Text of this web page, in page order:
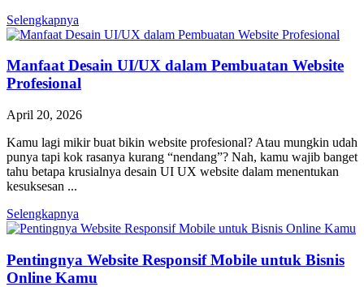
Selengkapnya
Manfaat Desain UI/UX dalam Pembuatan Website
Profesional
April 20, 2026
Kamu lagi mikir buat bikin website profesional? Atau mungkin udah
punya tapi kok rasanya kurang “nendang”? Nah, kamu wajib banget
tahu betapa krusialnya desain UI UX website dalam menentukan
kesuksesan ...
Selengkapnya
Pentingnya Website Responsif Mobile untuk Bisnis
Online Kamu